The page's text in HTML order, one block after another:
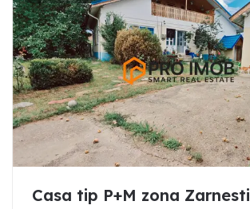
Casa tip P+M zona Zarnesti